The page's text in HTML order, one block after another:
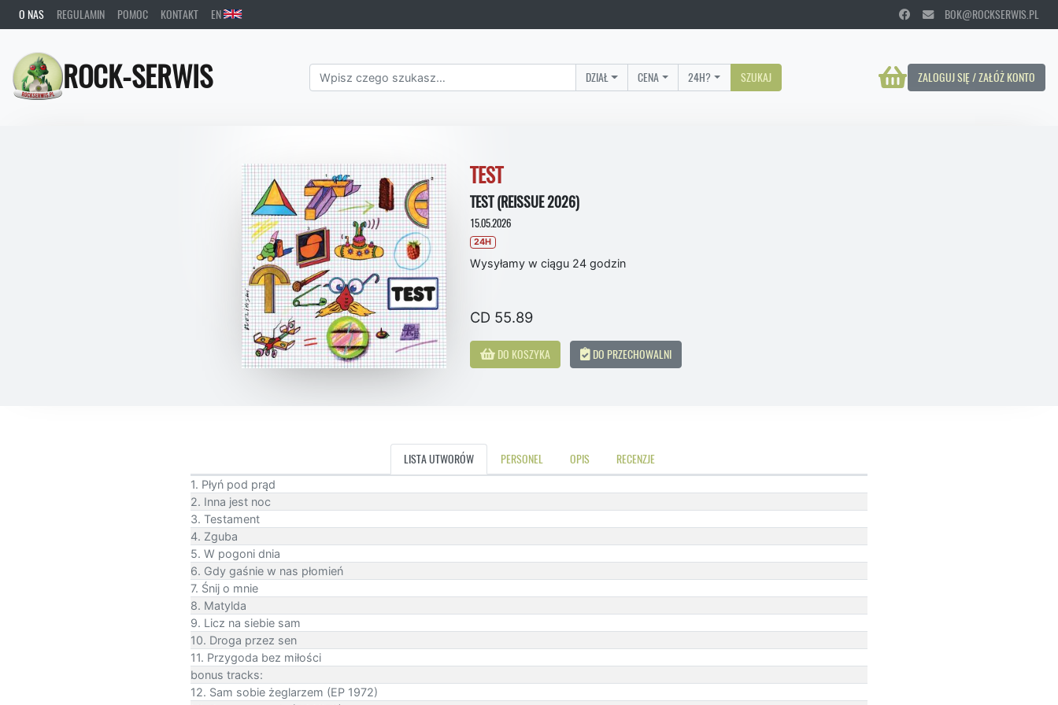
O NAS REGULAMIN POMOC KONTAKT EN BOK@ROCKSERWIS.PL
ROCK-SERWIS ZALOGUJ SIĘ / ZAŁÓŻ KONTO
DZIAŁ CENA 24H? SZUKAJ
TEST
TEST (REISSUE 2026)
15.05.2026
24H
Wysyłamy w ciągu 24 godzin
CD 55.89
DO KOSZYKA DO PRZECHOWALNI
LISTA UTWORÓW PERSONEL OPIS RECENZJE
1. Płyń pod prąd
2. Inna jest noc
3. Testament
4. Zguba
5. W pogoni dnia
6. Gdy gaśnie w nas płomień
7. Śnij o mnie
8. Matylda
9. Licz na siebie sam
10. Droga przez sen
11. Przygoda bez miłości
bonus tracks:
12. Sam sobie żeglarzem (EP 1972)